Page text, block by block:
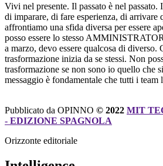
Vivi nel presente. Il passato è nel passato.
di imparare, di fare esperienza, di arrivare
affrontiamo una sfida diversa per essere
posso essere lo stesso
a marzo, devo essere qualcosa di diverso.
trasformazione inizia da se stessi. Non
trasformazione se non sono io quello che
messaggio è fondamentale che tutti i
Pubblicato da OPINNO © 2022 MIT
- EDIZIONE SPAGNOLA
Orizzonte editoriale